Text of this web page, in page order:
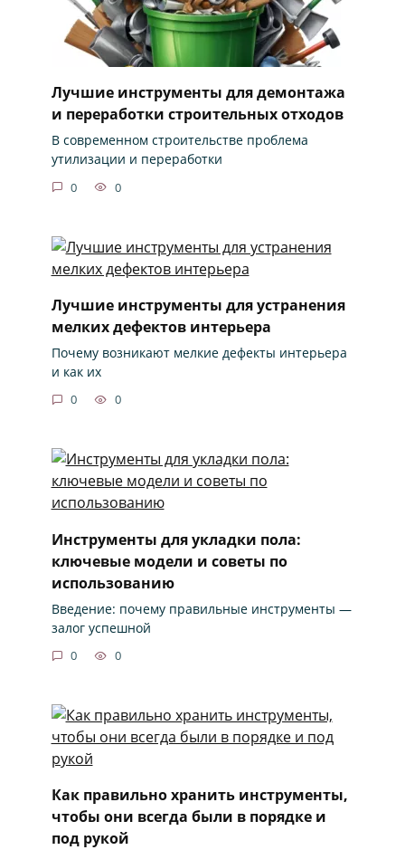
Лучшие инструменты для демонтажа
и переработки строительных отходов
В современном строительстве проблема
утилизации и переработки
0 0
Лучшие инструменты для устранения
мелких дефектов интерьера
Почему возникают мелкие дефекты интерьера
и как их
0 0
Инструменты для укладки пола:
ключевые модели и советы по
использованию
Введение: почему правильные инструменты —
залог успешной
0 0
Как правильно хранить инструменты,
чтобы они всегда были в порядке и
под рукой